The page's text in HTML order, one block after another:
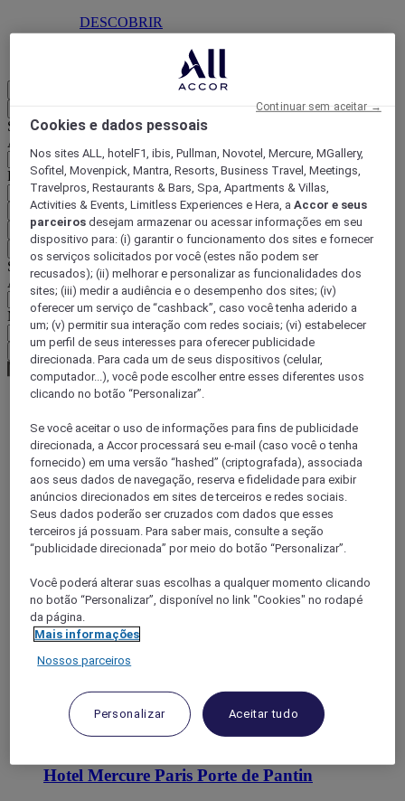
DESCOBRIR
Selecione seu país e idioma abaixo
Área geográfica
País/região-idioma
Confirmar meu país e idioma
EUR (€)
Selecione sua moeda abaixo
Área geográfica
Moeda
Confirmar minha moeda
World
Europe
France
Ile-de-France
SEINE-ST-DENIS
Bagnolet
PANTIN, França
Hotel Mercure Paris Porte de Pantin
Cookies e dados pessoais
Nos sites ALL, hotelF1, ibis, Pullman, Novotel, Mercure, MGallery,
Sofitel, Movenpick, Mantra, Resorts, Business Travel, Meetings,
Travelpros, Restaurants & Bars, Spa, Apartments & Villas,
Activities & Events, Limitless Experiences e Hera, aAccor e seus
parceiros desejam armazenar ou acessar informações em seu
dispositivo para: (i) garantir o funcionamento dos sites e fornecer
os serviços solicitados por você (estes não podem ser
recusados); (ii) melhorar e personalizar as funcionalidades dos
sites; (iii) medir a audiência e o desempenho dos sites; (iv)
oferecer um serviço de “cashback”, caso você tenha aderido a
um; (v) permitir sua interação com redes sociais; (vi) estabelecer
um perfil de seus interesses para oferecer publicidade
direcionada. Para cada um de seus dispositivos (celular,
computador...), você pode escolher entre esses diferentes usos
clicando no botão “Personalizar”.
Se você aceitar o uso de informações para fins de publicidade
direcionada, a Accor processará seu e-mail (caso você o tenha
fornecido) em uma versão “hashed” (criptografada), associada
aos seus dados de navegação, reserva e fidelidade para exibir
anúncios direcionados em sites de terceiros e redes sociais.
Seus dados poderão ser cruzados com dados que esses
terceiros já possuam. Para saber mais, consulte a seção
“publicidade direcionada” por meio do botão “Personalizar”.
Você poderá alterar suas escolhas a qualquer momento clicando
no botão “Personalizar”, disponível no link "Cookies" no rodapé
da página.
Mais informações
Nossos parceiros
Personalizar Aceitar tudo
Continuar sem aceitar →